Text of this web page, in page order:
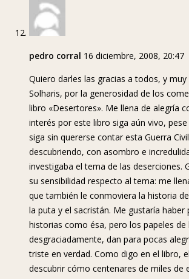
pedro corral 16 diciembre, 2008, 20:47
Quiero darles las gracias a todos, y
Solharis, por la generosidad de los
libro «Desertores». Me llena de alegría
interés por este libro siga aún vivo, pese
siga sin quererse contar esta Guerra
descubriendo, con asombro e
investigaba el tema de las deserciones.
su sensibilidad respecto al tema: me
que también le conmoviera la historia
la puta y el sacristán. Me gustaría haber
historias como ésa, pero los papeles de
desgraciadamente, dan para pocas
triste en verdad. Como digo en el libro,
descubrir cómo centenares de miles de